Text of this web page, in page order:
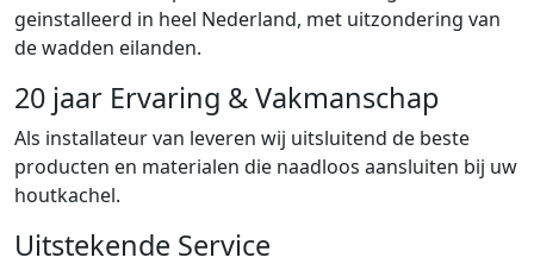
geinstalleerd in heel Nederland, met uitzondering van
de wadden eilanden.
20 jaar Ervaring & Vakmanschap
Als installateur van leveren wij uitsluitend de beste
producten en materialen die naadloos aansluiten bij uw
houtkachel.
Uitstekende Service